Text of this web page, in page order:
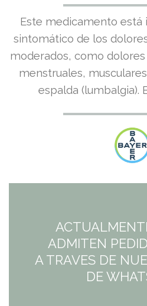
cliente
Este medicamento está
sintomático de los
moderados, como
menstruales,
espalda (lumbalgia).
ADMITEN
A TRAVES DE
DE